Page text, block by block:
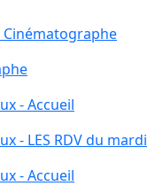
Cinématographe
- Accueil
- LES RDV du mardi
- Accueil